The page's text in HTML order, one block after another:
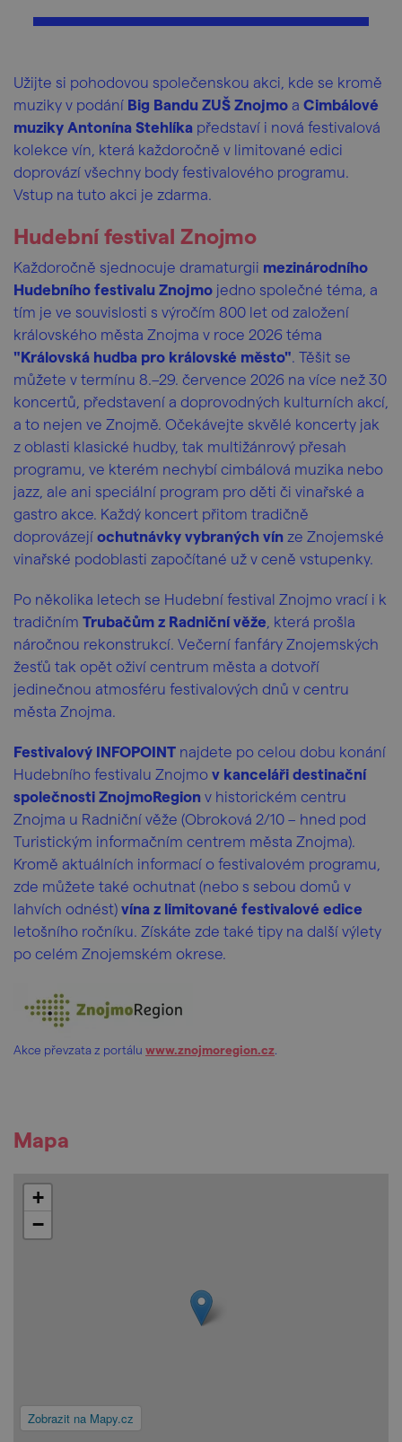
Užijte si pohodovou společenskou akci, kde se kromě
muziky v podání Big Bandu ZUŠ Znojmo a Cimbálové
muziky Antonína Stehlíka představí i nová festivalová
kolekce vín, která každoročně v limitované edici
doprovází všechny body festivalového programu.
Vstup na tuto akci je zdarma.
Hudební festival Znojmo
Každoročně sjednocuje dramaturgii mezinárodního
Hudebního festivalu Znojmo jedno společné téma, a
tím je ve souvislosti s výročím 800 let od založení
královského města Znojma v roce 2026 téma
"Královská hudba pro královské město". Těšit se
můžete v termínu 8.–29. července 2026 na více než 30
koncertů, představení a doprovodných kulturních akcí,
a to nejen ve Znojmě. Očekávejte skvělé koncerty jak
z oblasti klasické hudby, tak multižánrový přesah
programu, ve kterém nechybí cimbálová muzika nebo
jazz, ale ani speciální program pro děti či vinařské a
gastro akce. Každý koncert přitom tradičně
doprovázejí ochutnávky vybraných vín ze Znojemské
vinařské podoblasti započítané už v ceně vstupenky.
Po několika letech se Hudební festival Znojmo vrací i k
tradičním Trubačům z Radniční věže , která prošla
náročnou rekonstrukcí. Večerní fanfáry Znojemských
žesťů tak opět oživí centrum města a dotvoří
jedinečnou atmosféru festivalových dnů v centru
města Znojma.
Festivalový INFOPOINT najdete po celou dobu konání
Hudebního festivalu Znojmo v kanceláři destinační
společnosti ZnojmoRegion v historickém centru
Znojma u Radniční věže (Obroková 2/10 – hned pod
Turistickým informačním centrem města Znojma).
Kromě aktuálních informací o festivalovém programu,
zde můžete také ochutnat (nebo s sebou domů v
lahvích odnést) vína z limitované festivalové edice
letošního ročníku. Získáte zde také tipy na další výlety
po celém Znojemském okrese.
Akce převzata z portálu www.znojmoregion.cz
Mapa
Zobrazit na Mapy.cz
+
−